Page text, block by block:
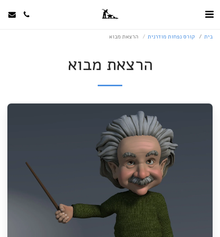
בית קורס נפחות מודרנית הרצאת מבוא
הרצאת מבוא